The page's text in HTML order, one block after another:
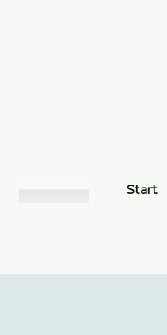
Start